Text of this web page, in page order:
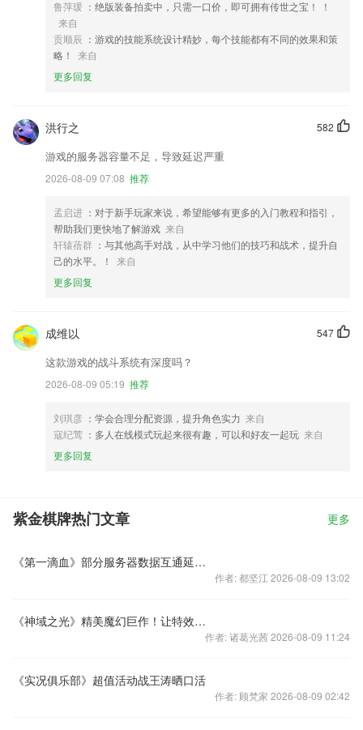
鲁萍瑗 ：绝版装备拍卖中，只需一口价，即可拥有传世之宝！ ！
来自
贡顺辰 ：游戏的技能系统设计精妙，每个技能都有不同的效果和策
略！
来自
更多回复
582
洪行之
游戏的服务器容量不足，导致延迟严重
2026-08-09 07:08 推荐
孟启进 ：对于新手玩家来说，希望能够有更多的入门教程和指引，
帮助我们更快地了解游戏 来自
轩辕蓓群 ：与其他高手对战，从中学习他们的技巧和战术，提升自
己的水平。！
来自
更多回复
547
成维以
这款游戏的战斗系统有深度吗？
2026-08-09 05:19 推荐
刘琪彦 ：学会合理分配资源，提升角色实力 来自
寇纪莺 ：多人在线模式玩起来很有趣，可以和好友一起玩 来自
更多回复
紫金棋牌热门文章 更多
《第一滴血》部分服务器数据互通延期公告
作者: 都坚江 2026-08-09 13:02
《神域之光》精美魔幻巨作！让特效技能飞一会
作者: 诸葛光茜 2026-08-09 11:24
《实况俱乐部》超值活动战王涛晒口活
作者: 顾梵家 2026-08-09 02:42